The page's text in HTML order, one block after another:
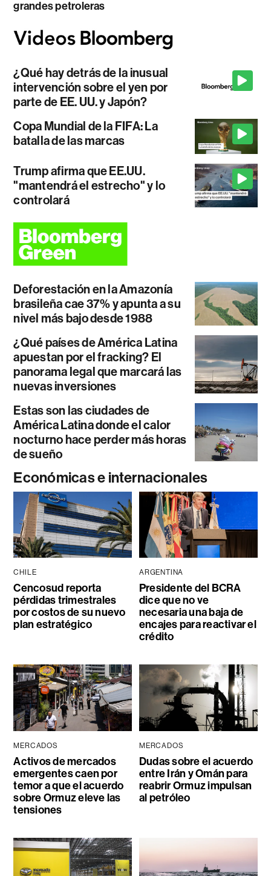
grandes petroleras
¿Qué hay detrás de la inusual
intervención sobre el yen por
parte de EE. UU. y Japón?
Copa Mundial de la FIFA: La
batalla de las marcas
Trump afirma que EE.UU.
"mantendrá el estrecho" y lo
controlará
Deforestación en la Amazonía
brasileña cae 37% y apunta a su
nivel más bajo desde 1988
¿Qué países de América Latina
apuestan por el fracking? El
panorama legal que marcará las
nuevas inversiones
Estas son las ciudades de
América Latina donde el calor
nocturno hace perder más horas
de sueño
Económicas e internacionales
CHILE
Cencosud reporta
pérdidas trimestrales
por costos de su nuevo
plan estratégico
ARGENTINA
Presidente del BCRA
dice que no ve
necesaria una baja de
encajes para reactivar el
crédito
MERCADOS
Activos de mercados
emergentes caen por
temor a que el acuerdo
sobre Ormuz eleve las
tensiones
MERCADOS
Dudas sobre el acuerdo
entre Irán y Omán para
reabrir Ormuz impulsan
al petróleo